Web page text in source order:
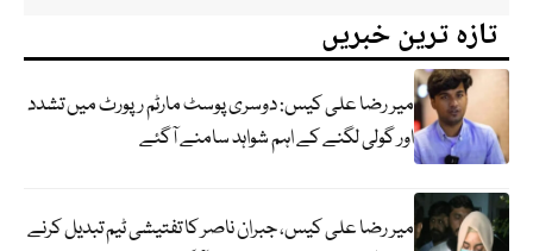
تازہ ترین خبریں
میر رضا علی کیس: دوسری پوسٹ مارٹم رپورٹ میں تشدد
اور گولی لگنے کے اہم شواہد سامنے آگئے
میر رضا علی کیس، جبران ناصر کا تفتیشی ٹیم تبدیل کرنے